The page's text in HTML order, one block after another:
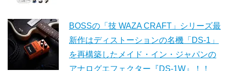
BOSSの「技 WAZA CRAFT」シリーズ最
新作はディストーションの名機「DS-1」
を再構築したメイド・イン・ジャパンの
アナログエフェクター『DS-1W』！！